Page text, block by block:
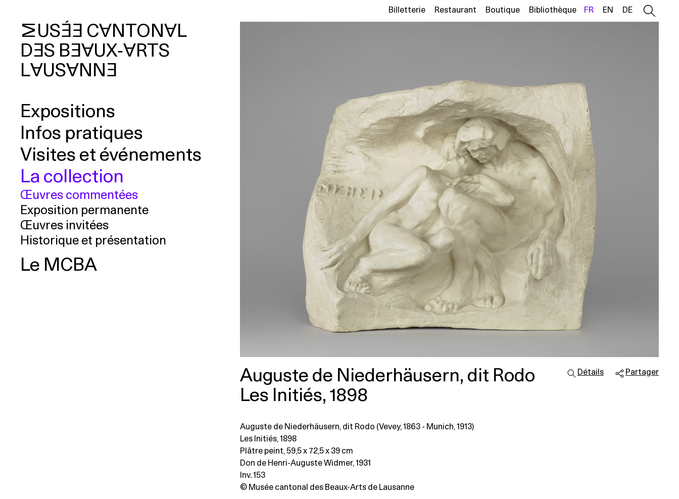
MUSÉE CANTONAL
DES BEAUX‑ARTS
LAUSANNE
Expositions
Infos pratiques
Visites et événements
La collection
Œuvres commentées
Exposition permanente
Œuvres invitées
Historique et présentation
Le MCBA
Billetterie Restaurant Boutique Bibliothèque FR EN DE
Auguste de Niederhäusern, dit Rodo
Les Initiés, 1898
Détails Partager
Auguste de Niederhäusern, dit Rodo (Vevey, 1863 - Munich, 1913)
Les Initiés, 1898
Plâtre peint, 59,5 x 72,5 x 39 cm
Don de Henri-Auguste Widmer, 1931
Inv. 153
© Musée cantonal des Beaux-Arts de Lausanne